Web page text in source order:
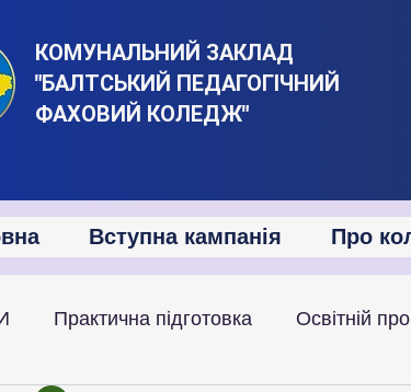
КОМУНАЛЬНИЙ ЗАКЛАД
"БАЛТСЬКИЙ ПЕДАГОГІЧНИЙ
ФАХОВИЙ КОЛЕДЖ"
Вступна кампанія Про
Практична підготовка Освітній